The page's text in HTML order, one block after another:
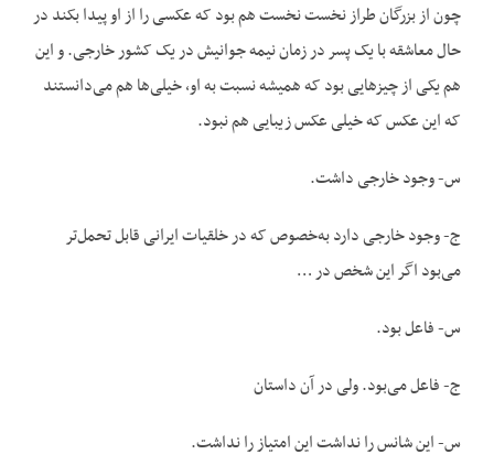
چون از بزرگان طراز نخست نخست هم بود که عکسی را از او پیدا بکند در
حال معاشقه با یک پسر در زمان نیمه جوانیش در یک کشور خارجی. و این
هم یکی از چیزهایی بود که همیشه نسبت به او، خیلی‌ها هم می‌دانستند
که این عکس که خیلی عکس زیبایی هم نبود.
س- وجود خارجی داشت.
ج- وجود خارجی دارد به‌خصوص که در خلقیات ایرانی قابل تحمل‌تر
می‌بود اگر این شخص در …
س- فاعل بود.
ج- فاعل می‌بود. ولی در آن داستان
س- این شانس را نداشت این امتیاز را نداشت.